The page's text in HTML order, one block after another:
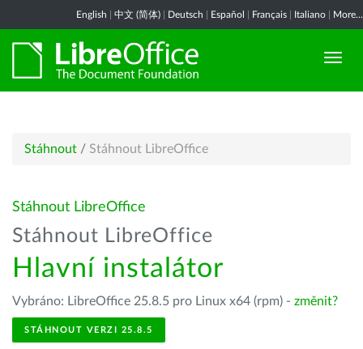
English 中文 (简体) Deutsch Español Français Italiano More...
Stáhnout / Stáhnout LibreOffice
Stáhnout LibreOffice
Stáhnout LibreOffice
Hlavní instalátor
Vybráno: LibreOffice 25.8.5 pro Linux x64 (rpm) - změnit?
STÁHNOUT VERZI 25.8.5